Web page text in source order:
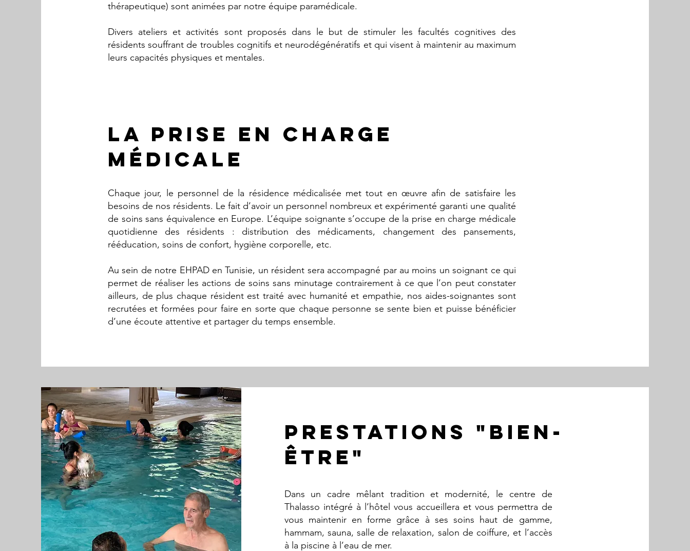
thérapeutique) sont animées par notre équipe paramédicale.
Divers ateliers et activités sont proposés dans le but de stimuler les facultés cognitives des
résidents souffrant de troubles cognitifs et neurodégénératifs et qui visent à maintenir au maximum
leurs capacités physiques et mentales.
LA PRISE EN CHARGE
Médicale
Chaque jour, le personnel de la résidence médicalisée met tout en œuvre afin de satisfaire les
besoins de nos résidents. Le fait d’avoir un personnel nombreux et expérimenté garanti une qualité
de soins sans équivalence en Europe. L’équipe soignante s’occupe de la prise en charge médicale
quotidienne des résidents : distribution des médicaments, changement des pansements,
rééducation, soins de confort, hygiène corporelle, etc.
Au sein de notre EHPAD en Tunisie, un résident sera accompagné par au moins un soignant ce qui
permet de réaliser les actions de soins sans minutage contrairement à ce que l’on peut constater
ailleurs, de plus chaque résident est traité avec humanité et empathie, nos aides-soignantes sont
recrutées et formées pour faire en sorte que chaque personne se sente bien et puisse bénéficier
d’une écoute attentive et partager du temps ensemble.
PRESTATIONS "bien-
être"
Dans un cadre mêlant tradition et modernité, le centre de
Thalasso intégré à l’hôtel vous accueillera et vous permettra de
vous maintenir en forme grâce à ses soins haut de gamme,
hammam, sauna, salle de relaxation, salon de coiffure, et l’accès
à la piscine à l’eau de mer.